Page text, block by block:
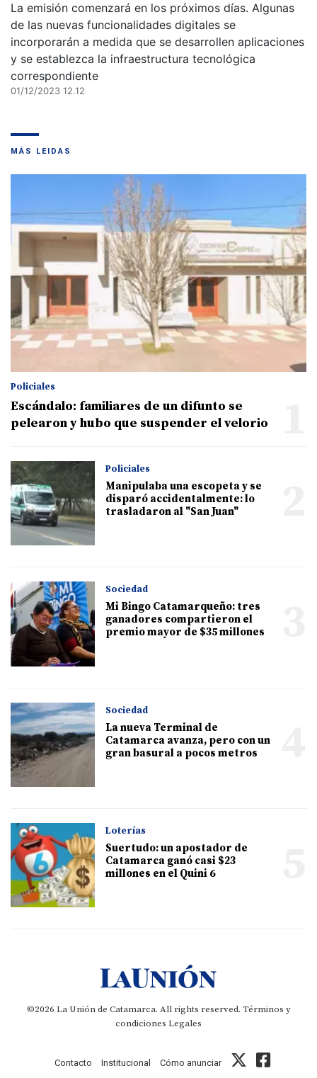
La emisión comenzará en los próximos días. Algunas
de las nuevas funcionalidades digitales se
incorporarán a medida que se desarrollen aplicaciones
y se establezca la infraestructura tecnológica
correspondiente
01/12/2023 12.12
MÁS LEIDAS
Policiales
Escándalo: familiares de un difunto se
pelearon y hubo que suspender el velorio
Policiales
Manipulaba una escopeta y se
disparó accidentalmente: lo
trasladaron al "San Juan"
Sociedad
Mi Bingo Catamarqueño: tres
ganadores compartieron el
premio mayor de $35 millones
Sociedad
La nueva Terminal de
Catamarca avanza, pero con un
gran basural a pocos metros
Loterías
Suertudo: un apostador de
Catamarca ganó casi $23
millones en el Quini 6
©2026 La Unión de Catamarca. All rights reserved. Términos y
condiciones Legales
Contacto Institucional Cómo anunciar